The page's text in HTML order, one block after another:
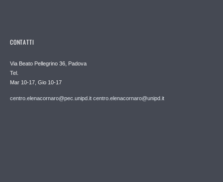
CONTATTI
Via Beato Pellegrino 36, Padova
Tel.
Mar 10-17, Gio 10-17
centro.elenacornaro@pec.unipd.it centro.elenacornaro@unipd.it